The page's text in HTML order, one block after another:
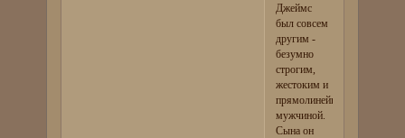
Джеймс
был совсем
другим -
безумно
строгим,
жестоким и
прямолинейным
мужчиной.
Сына он